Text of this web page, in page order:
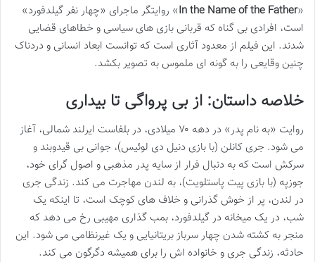
«
In the Name of the Father» روایتگر ماجرای «چهار نفر گیلدفورد»
است، افرادی بی گناه که قربانی بازی های سیاسی و خطاهای قضایی
شدند. این فیلم از معدود آثاری است که توانست ابعاد انسانی و دردناک
چنین وقایعی را به گونه ای ملموس به تصویر بکشد.
خلاصه داستان: از بی پرواگی تا بیداری
روایت «به نام پدر» در دهه ۷۰ میلادی، در بلفاست ایرلند شمالی، آغاز
می شود. جری کانلن (با بازی دنیل دی لوئیس)، جوانی بی قیدوبند و
سرکش است که به دنبال فرار از سایه پدر مذهبی و اصول گرای خود،
جوزپه (با بازی پیت پاستلویت)، به لندن مهاجرت می کند. زندگی جری
در لندن، پر از خوش گذرانی و خلاف های کوچک است، تا اینکه یک
شب، در یک میخانه در گیلدفورد، بمب گذاری مهیبی رخ می دهد که
منجر به کشته شدن چهار سرباز بریتانیایی و یک غیرنظامی می شود. این
حادثه، زندگی جری و خانواده اش را برای همیشه دگرگون می کند.